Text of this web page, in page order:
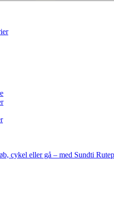
cykel eller gå – med Sundti